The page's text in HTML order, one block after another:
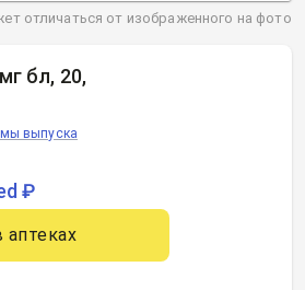
бл, 20,
выпуска
₽
отличаться от изображенного на фото